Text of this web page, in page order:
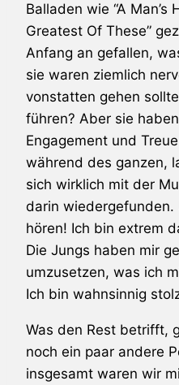
Balladen wie “A Man’s
Greatest Of These”
Anfang an gefallen,
sie waren ziemlich
vonstatten gehen
führen? Aber sie
Engagement und
während des ganzen,
sich wirklich mit der
darin wiedergefunden.
hören! Ich bin extrem
Die Jungs haben mir
umzusetzen, was ich
Ich bin wahnsinnig
Was den Rest betrifft,
noch ein paar andere
insgesamt waren wir